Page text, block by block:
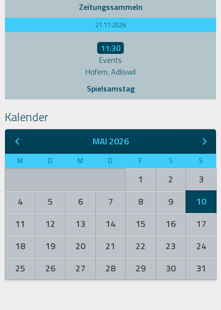
Zeitungssammeln
21.11.2026
11:30
Events
Hofern, Adliswil
Spielsamstag
Kalender
MAI 2026
M D M D F S S
1 2
3
4
5 6 7 8 9
10
11
12 13 14 15 16
17
18
19 20 21 22 23
24
25
26 27 28 29 30 31